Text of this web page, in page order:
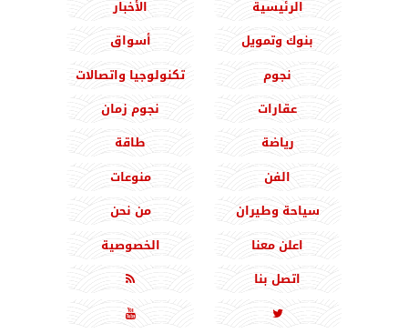
الرئيسية
الأخبار
بنوك وتمويل
أسواق
نجوم
تكنولوجيا واتصالات
عقارات
نجوم زمان
رياضة
طاقة
الفن
منوعات
سياحة وطيران
من نحن
اعلن معنا
الخصوصية
اتصل بنا


